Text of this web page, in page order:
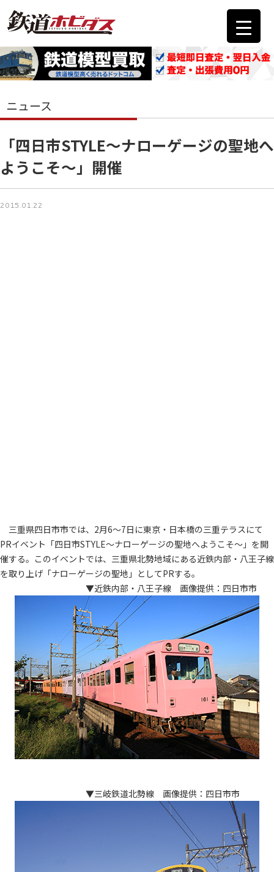
ニュース
「四日市STYLE～ナローゲージの聖地へ
ようこそ～」開催
2015.01.22
三重県四日市市では、2月6～7日に東京・日本橋の三重テラスにて
PRイベント「四日市STYLE～ナローゲージの聖地へようこそ～」を開
催する。このイベントでは、三重県北勢地域にある近鉄内部・八王子線
を取り上げ「ナローゲージの聖地」としてPRする。
▼近鉄内部・八王子線 画像提供：四日市市
▼三岐鉄道北勢線 画像提供：四日市市